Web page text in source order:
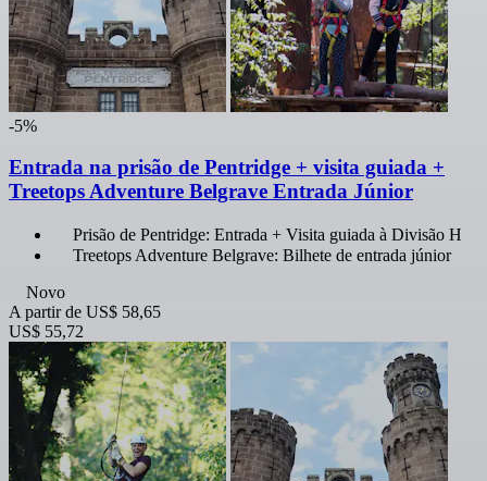
-5%
Entrada na prisão de Pentridge + visita guiada +
Treetops Adventure Belgrave Entrada Júnior
Prisão de Pentridge: Entrada + Visita guiada à Divisão H
Treetops Adventure Belgrave: Bilhete de entrada júnior
Novo
A partir de US$ 58,65
US$ 55,72